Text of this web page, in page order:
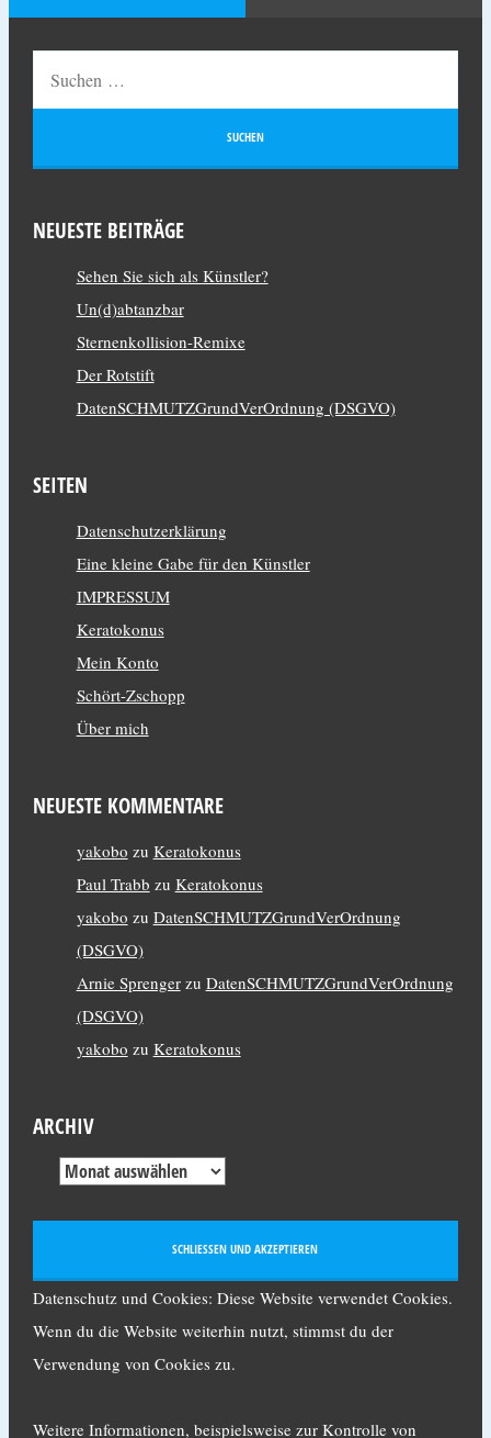
NEUESTE BEITRÄGE
Sehen Sie sich als Künstler?
Un(d)abtanzbar
Sternenkollision-Remixe
Der Rotstift
DatenSCHMUTZGrundVerOrdnung (DSGVO)
SEITEN
Datenschutzerklärung
Eine kleine Gabe für den Künstler
IMPRESSUM
Keratokonus
Mein Konto
Schört-Zschopp
Über mich
NEUESTE KOMMENTARE
yakobo zu Keratokonus
Paul Trabb zu Keratokonus
yakobo zu DatenSCHMUTZGrundVerOrdnung
(DSGVO)
Arnie Sprengerzu DatenSCHMUTZGrundVerOrdnung
(DSGVO)
yakobo zu Keratokonus
ARCHIV
Datenschutz und Cookies: Diese Website verwendet Cookies.
Wenn du die Website weiterhin nutzt, stimmst du der
Verwendung von Cookies zu.
Weitere Informationen, beispielsweise zur Kontrolle von